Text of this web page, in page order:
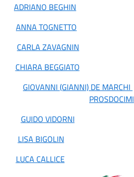
ADRIANO BEGHIN
ANNA TOGNETTO
CARLA ZAVAGNIN
CHIARA BEGGIATO
GIOVANNI (GIANNI) DE MARCHI
PROSDOCIMI
GUIDO VIDORNI
LISA BIGOLIN
LUCA CALLICE